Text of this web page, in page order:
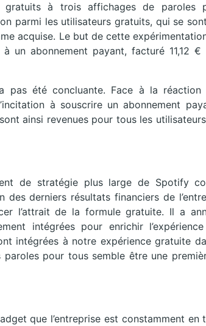
gratuits à trois affichages de paroles
parmi les utilisateurs gratuits, qui se
acquise. Le but de cette
un abonnement payant, facturé 11,12 €
pas été concluante. Face à la
à souscrire un abonnement
ainsi revenues pour tous les
de stratégie plus large de Spotify
derniers résultats financiers de
l’attrait de la formule gratuite. Il a
intégrées pour enrichir
intégrées à notre expérience gratuite
pour tous semble être une
que l’entreprise est constamment en